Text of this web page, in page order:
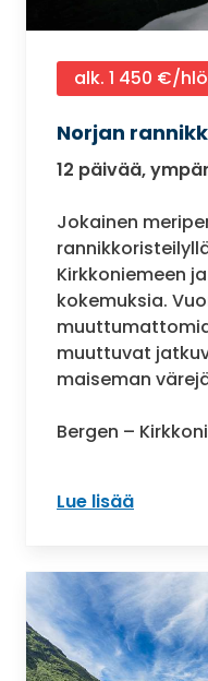
alk. 1 450 €/hlö
Norjan
12 päivää,
Jokainen
Kirkkoniemeen
kokemuksia.
muuttuvat
maiseman
Bergen –
Lue lisää